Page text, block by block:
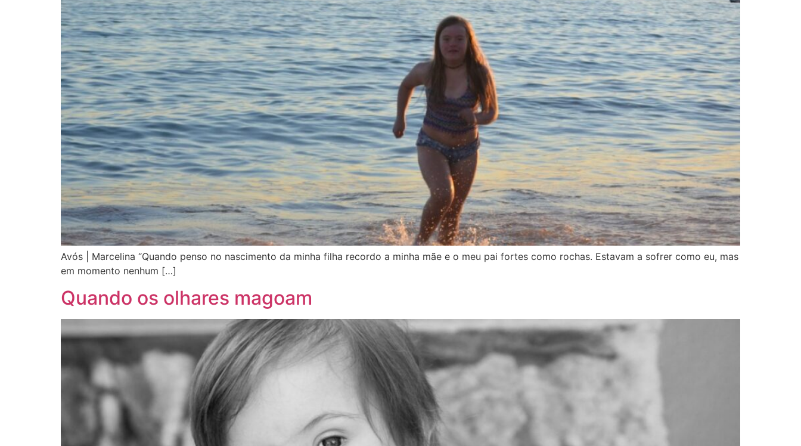
Avós | Marcelina “Quando penso no nascimento da minha filha recordo a minha mãe e o meu pai fortes como rochas. Estavam a sofrer como eu, mas
em momento nenhum […]
Quando os olhares magoam